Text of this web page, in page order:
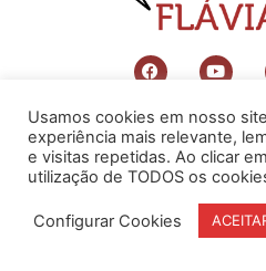
Flávia Rita
© Todos os
Usamos cookies em nosso
experiência mais relevante,
e visitas repetidas. Ao clicar
utilização de TODOS os
Configurar Cookies